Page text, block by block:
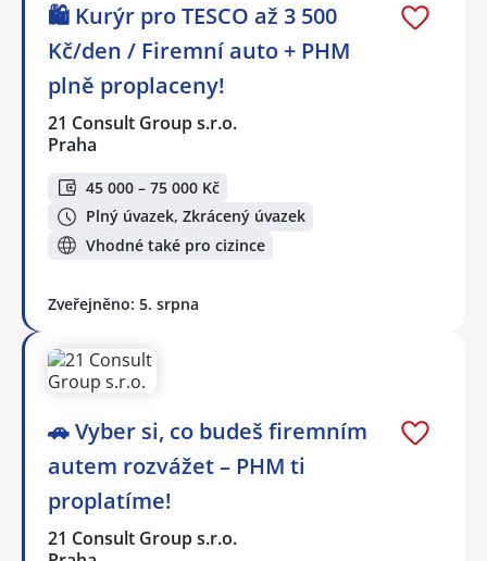
🛍️ Kurýr pro TESCO až 3 500
Kč/den / Firemní auto + PHM
plně proplaceny!
21 Consult Group s.r.o.
Praha
45 000 – 75 000 Kč
Plný úvazek, Zkrácený úvazek
Vhodné také pro cizince
Zveřejněno: 5. srpna
🚗 Vyber si, co budeš firemním
autem rozvážet – PHM ti
proplatíme!
21 Consult Group s.r.o.